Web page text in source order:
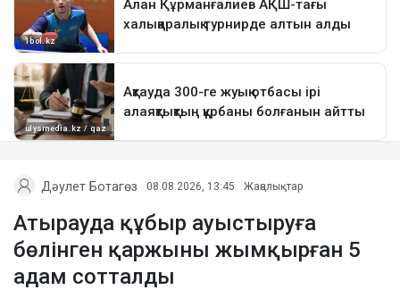
Дәулет Ботагөз 08.08.2026, 13:45 Жаңалықтар
Атырауда құбыр ауыстыруға
бөлінген қаржыны жымқырған 5
адам сотталды